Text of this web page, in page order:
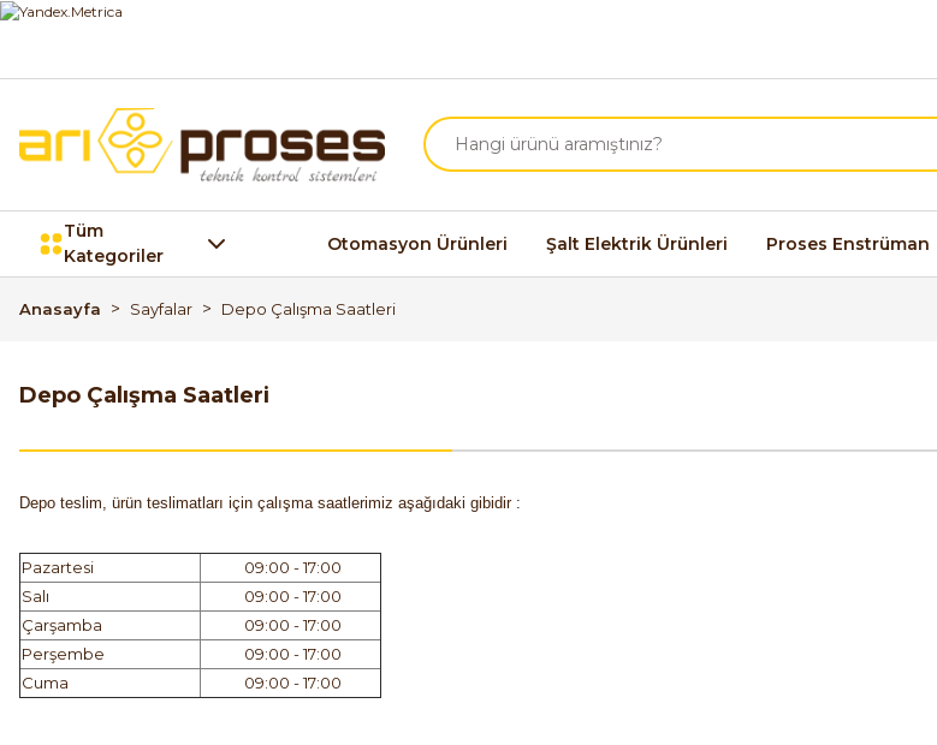
Tüm
Kategoriler
Otomasyon Ürünleri Şalt Elektrik Ürünleri Proses Enstrüman
Anasayfa Sayfalar Depo Çalışma Saatleri
Depo Çalışma Saatleri
Depo teslim, ürün teslimatları için çalışma saatlerimiz aşağıdaki gibidir :
Pazartesi
09:00 - 17:00
Salı
09:00 - 17:00
Çarşamba
09:00 - 17:00
Perşembe
09:00 - 17:00
Cuma
09:00 - 17:00